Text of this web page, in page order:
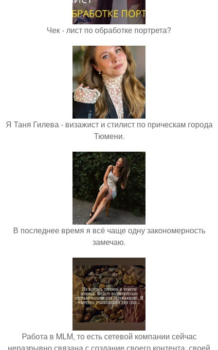
Чек - лист по обработке портрета?
Я Таня Гилева - визажист и стилист по прическам города
Тюмени.
В последнее время я всё чаще одну закономерность
замечаю.
Работа в MLM, то есть сетевой компании сейчас
неразрывно связана с создание своего контента, своей